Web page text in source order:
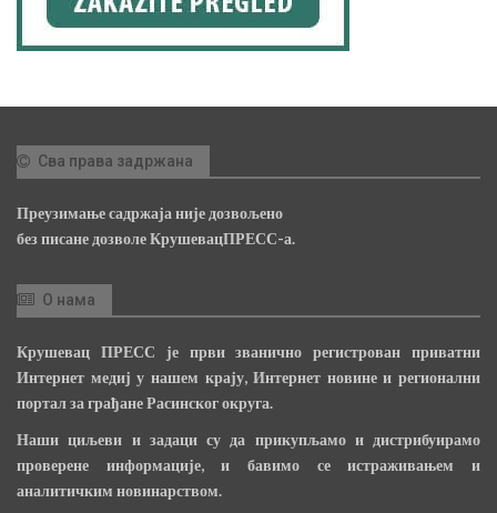
Сва права задржана
Преузимање садржаја није дозвољено
без писане дозволе КрушевацПРЕСС-а.
О нама
Крушевац ПРЕСС је први званично регистрован приватни
Интернет медиј у нашем крају, Интернет новине и регионални
портал за грађане Расинског округа.
Наши циљеви и задаци су да прикупљамо и дистрибуирамо
проверене информације, и бавимо се истраживањем и
аналитичким новинарством.